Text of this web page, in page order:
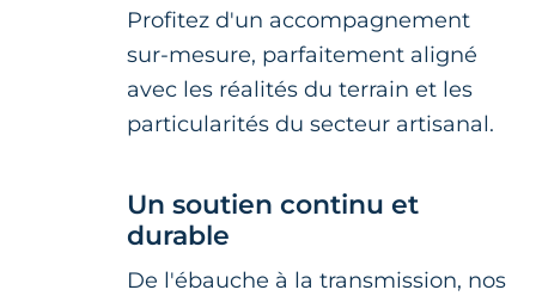
Profitez d'un accompagnement
sur-mesure, parfaitement aligné
avec les réalités du terrain et les
particularités du secteur artisanal.
Un soutien continu et
durable
De l'ébauche à la transmission, nos